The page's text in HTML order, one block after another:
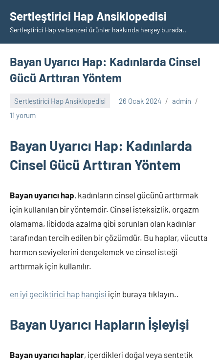
geçSertleştirici Hap Ansiklopedisi
Sertleştirici Hap ve benzeri ürünler hakkında herşey burada..
Bayan Uyarıcı Hap: Kadınlarda Cinsel
Gücü Arttıran Yöntem
Sertleştirici Hap Ansiklopedisi 26 Ocak 2024
admin
11 yorum
Bayan Uyarıcı Hap: Kadınlarda
Cinsel Gücü Arttıran Yöntem
Bayan uyarıcı hap, kadınların cinsel gücünü arttırmak
için kullanılan bir yöntemdir. Cinsel isteksizlik, orgazm
olamama, libidoda azalma gibi sorunları olan kadınlar
tarafından tercih edilen bir çözümdür. Bu haplar, vücutta
hormon seviyelerini dengelemek ve cinsel isteği
arttırmak için kullanılır.
en iyi geciktirici hap hangisi için buraya tıklayın..
Bayan Uyarıcı Hapların İşleyişi
Bayan uyarıcı haplar, içerdikleri doğal veya sentetik